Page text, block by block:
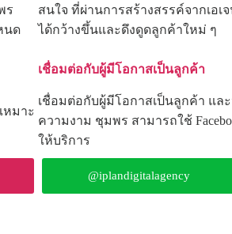
ร
นด
สนใจ ที่ผ่านการสร้างสรรค์จากเอ
ได้กว้างขึ้นและดึงดูดลูกค้าใหม่ ๆ
หมาะ
เชื่อมต่อกับผู้มีโอกาสเป็นลูกค้า
เชื่อมต่อกับผู้มีโอกาสเป็นลูกค้า แล
ความงาม ชุมพร สามารถใช้
ให้บริการ
@iplandigitalagency